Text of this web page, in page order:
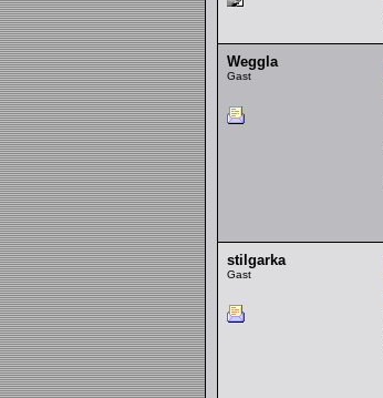
Weggla
Gast
stilgarka
Gast